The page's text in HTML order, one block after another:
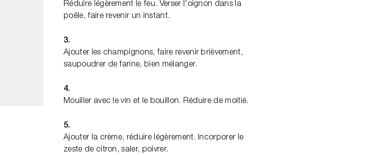
Réduire légèrement le feu. Verser l'oignon dans la
poêle, faire revenir un instant.
3.
Ajouter les champignons, faire revenir brièvement,
saupoudrer de farine, bien mélanger.
4.
Mouiller avec le vin et le bouillon. Réduire de moitié.
5.
Ajouter la crème, réduire légèrement. Incorporer le
zeste de citron, saler, poivrer.